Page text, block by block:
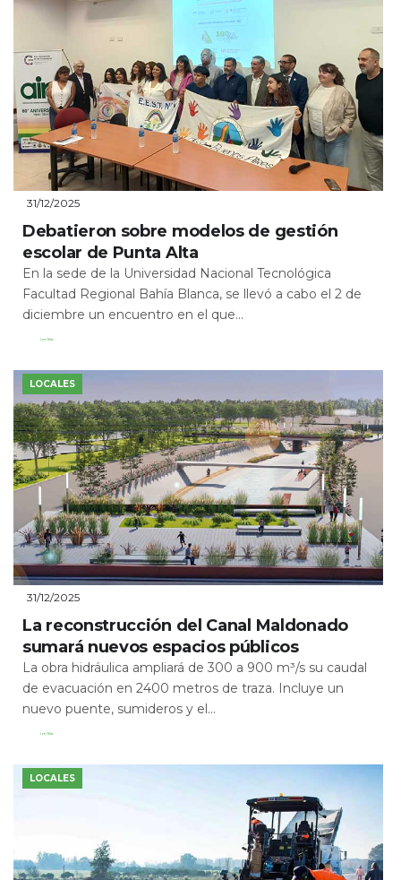
31/12/2025
Debatieron sobre modelos de gestión
escolar de Punta Alta
En la sede de la Universidad Nacional Tecnológica
Facultad Regional Bahía Blanca, se llevó a cabo el 2 de
diciembre un encuentro en el que...
Leer Más
LOCALES
31/12/2025
La reconstrucción del Canal Maldonado
sumará nuevos espacios públicos
La obra hidráulica ampliará de 300 a 900 m³/s su caudal
de evacuación en 2400 metros de traza. Incluye un
nuevo puente, sumideros y el...
Leer Más
LOCALES